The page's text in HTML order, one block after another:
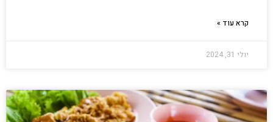
קרא עוד »
יולי 31, 2024